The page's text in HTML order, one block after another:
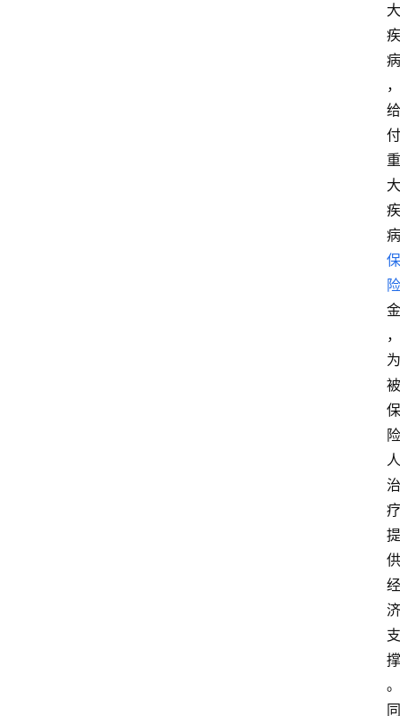
大
疾
病
，
给
付
重
大
疾
病
保
险
金
，
为
被
保
险
人
治
疗
提
供
经
济
支
撑
。
同